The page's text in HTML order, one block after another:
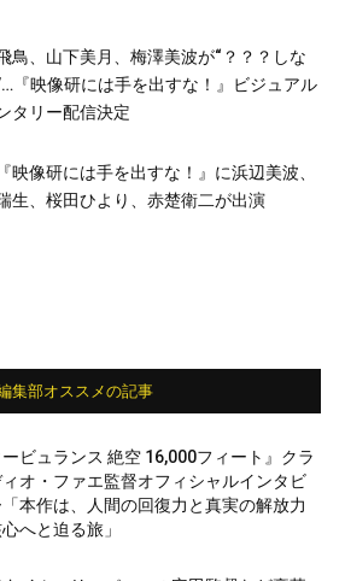
鳥、山下美月、梅澤美波が“？？？しな
『映像研には手を出すな！』ビジュアル
タリー配信決定
映像研には手を出すな！』に浜辺美波、
生、桜田ひより、赤楚衛二が出演
集部オススメの記事
ービュランス 絶空 16,000フィート』クラ
ィオ・ファエ監督オフィシャルインタビ
「本作は、人間の回復力と真実の解放力
へと迫る旅」